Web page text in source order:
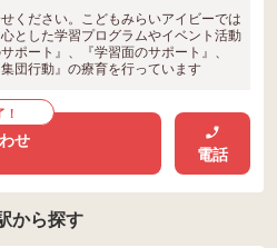
ください。こどもみらいアイビーでは
とした学習プログラムやイベント活動
ポート』、『学習面のサポート』、
団行動』の療育を行っています
せ
電話
から探す